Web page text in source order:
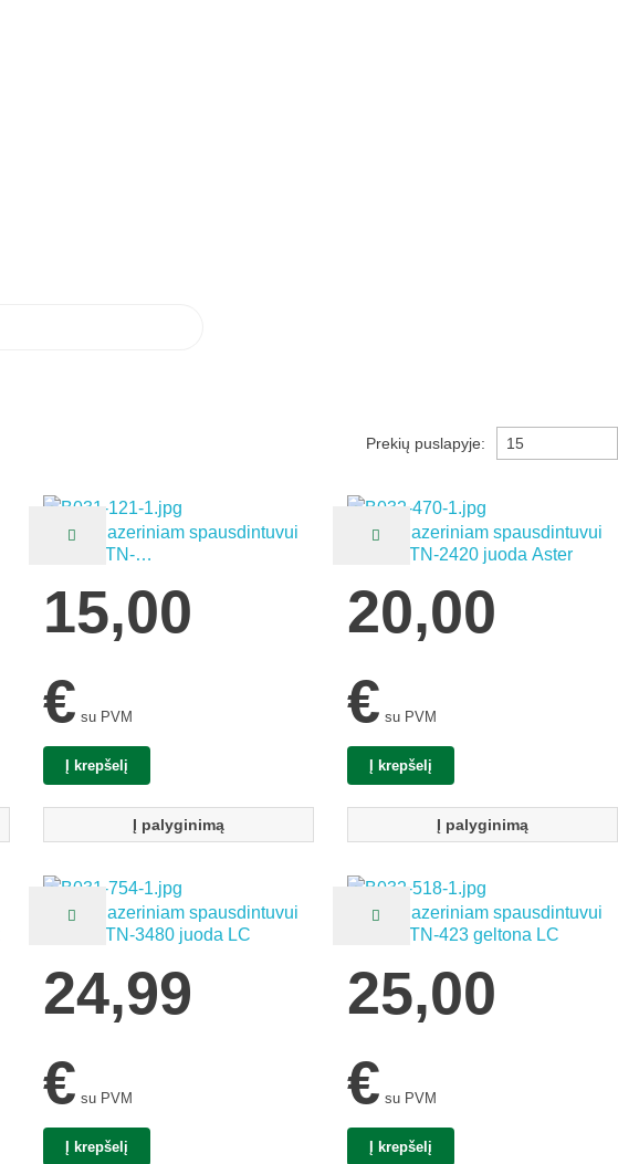
Prekių puslapyje:
Kasetė lazeriniam spausdintuvui
Brother TN-
juoda LC
15,00
€ su PVM
Į krepšelį
Į palyginimą
Kasetė lazeriniam spausdintuvui
Brother TN-2420 juoda Aster
20,00
€ su PVM
Į krepšelį
Į palyginimą
Kasetė lazeriniam spausdintuvui
Brother TN-3480 juoda LC
24,99
€ su PVM
Į krepšelį
Kasetė lazeriniam spausdintuvui
Brother TN-423 geltona LC
25,00
€ su PVM
Į krepšelį